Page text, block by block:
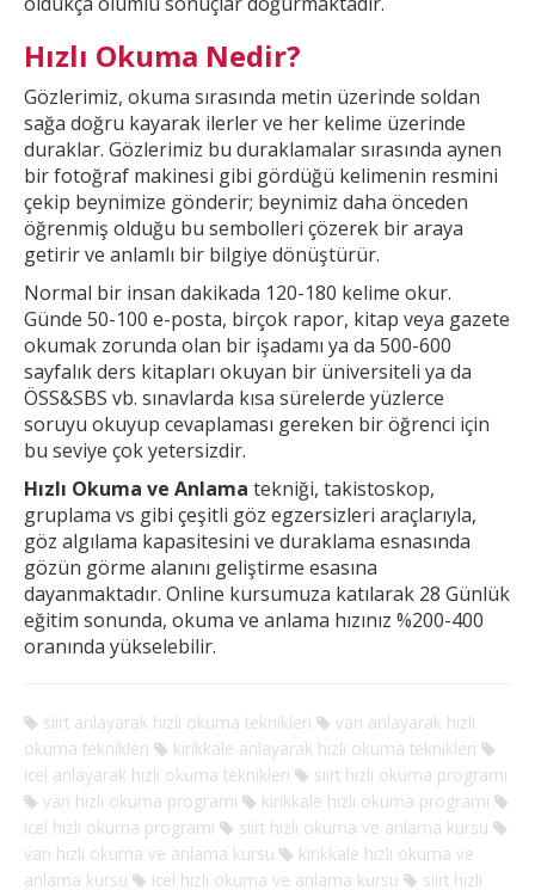
Hızlı Okuma Nedir?
Gözlerimiz, okuma sırasında metin üzerinde soldan
sağa doğru kayarak ilerler ve her kelime üzerinde
duraklar. Gözlerimiz bu duraklamalar sırasında aynen
bir fotoğraf makinesi gibi gördüğü kelimenin resmini
çekip beynimize gönderir; beynimiz daha önceden
öğrenmiş olduğu bu sembolleri çözerek bir araya
getirir ve anlamlı bir bilgiye dönüştürür.
Normal bir insan dakikada 120-180 kelime okur.
Günde 50-100 e-posta, birçok rapor, kitap veya gazete
okumak zorunda olan bir işadamı ya da 500-600
sayfalık ders kitapları okuyan bir üniversiteli ya da
ÖSS&SBS vb. sınavlarda kısa sürelerde yüzlerce
soruyu okuyup cevaplaması gereken bir öğrenci için
bu seviye çok yetersizdir.
Hızlı Okuma ve Anlama tekniği, takistoskop,
gruplama vs gibi çeşitli göz egzersizleri araçlarıyla,
göz algılama kapasitesini ve duraklama esnasında
gözün görme alanını geliştirme esasına
dayanmaktadır. Online kursumuza katılarak 28 Günlük
eğitim sonunda, okuma ve anlama hızınız %200-400
oranında yükselebilir.
siirt anlayarak hızlı okuma teknikleri
van anlayarak hızlı
okuma teknikleri
kirikkale anlayarak hızlı okuma teknikleri
icel anlayarak hızlı okuma teknikleri
siirt hızlı okuma programı
van hızlı okuma programı
kirikkale hızlı okuma programı
icel hızlı okuma programı
siirt hızlı okuma ve anlama kursu
van hızlı okuma ve anlama kursu
kirikkale hızlı okuma ve
anlama kursu
icel hızlı okuma ve anlama kursu siirt hızlı